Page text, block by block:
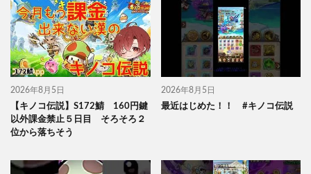
2026年8月5日
【キノコ伝説】S172鯖 160円鍵
以外課金禁止５日目 そろそろ２
位から落ちそう
2026年8月5日
最近はじめた！！ #キノコ伝説